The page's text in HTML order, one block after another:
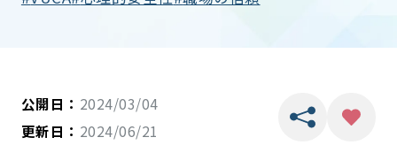
公開日： 2024/03/04
更新日： 2024/06/21